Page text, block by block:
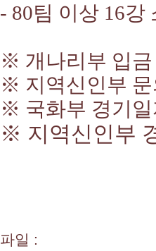
- 80팀 이상 16강
※ 개나리부 입
※ 지역신인부
※ 국화부 경기
※ 지역신인부
파일 :